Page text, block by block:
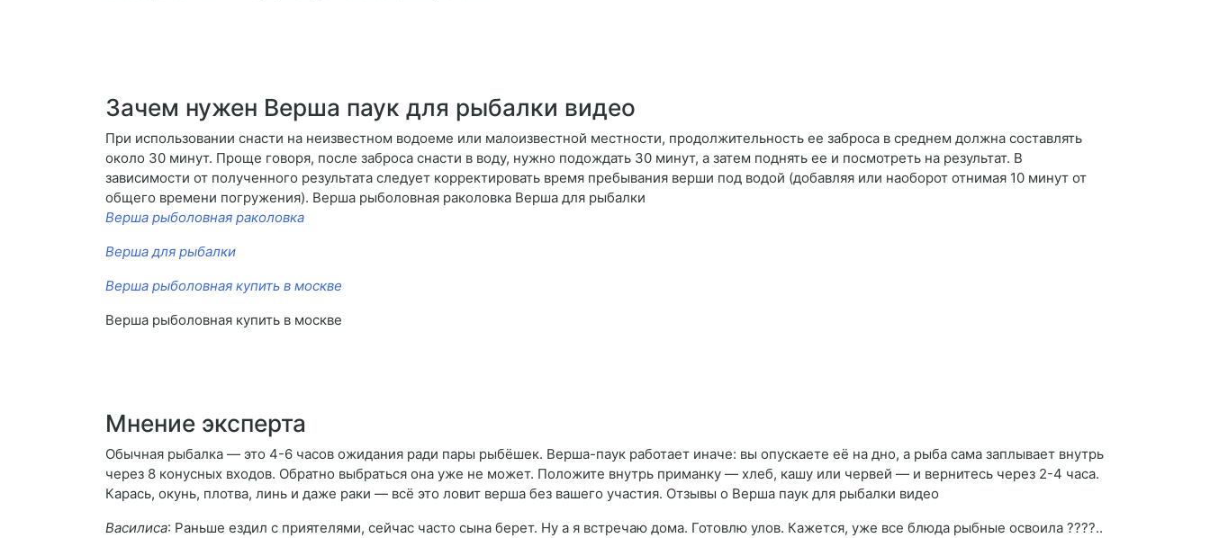
Зачем нужен Верша паук для рыбалки видео
При использовании снасти на неизвестном водоеме или малоизвестной местности, продолжительность ее заброса в среднем должна составлять
около 30 минут. Проще говоря, после заброса снасти в воду, нужно подождать 30 минут, а затем поднять ее и посмотреть на результат. В
зависимости от полученного результата следует корректировать время пребывания верши под водой (добавляя или наоборот отнимая 10 минут от
общего времени погружения). Верша рыболовная раколовка Верша для рыбалки
Верша рыболовная раколовка
Верша для рыбалки
Верша рыболовная купить в москве
Верша рыболовная купить в москве
Мнение эксперта
Обычная рыбалка — это 4-6 часов ожидания ради пары рыбёшек. Верша-паук работает иначе: вы опускаете её на дно, а рыба сама заплывает внутрь
через 8 конусных входов. Обратно выбраться она уже не может. Положите внутрь приманку — хлеб, кашу или червей — и вернитесь через 2-4 часа.
Карась, окунь, плотва, линь и даже раки — всё это ловит верша без вашего участия. Отзывы о Верша паук для рыбалки видео
Василиса: Раньше ездил с приятелями, сейчас часто сына берет. Ну а я встречаю дома. Готовлю улов. Кажется, уже все блюда рыбные освоила ????..